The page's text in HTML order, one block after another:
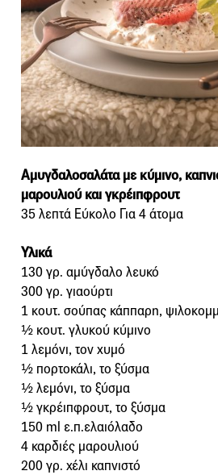
Αμυγδαλοσαλάτα με κύμινο,
μαρουλιού και γκρέιπφρουτ
35 λεπτά Εύκολο Για 4 άτομα
Υλικά
130 γρ. αμύγδαλο λευκό
300 γρ. γιαούρτι
1 κουτ. σούπας κάππαρη,
½ κουτ. γλυκού κύμινο
1 λεμόνι, τον χυμό
½ πορτοκάλι, το ξύσμα
½ λεμόνι, το ξύσμα
½ γκρέιπφρουτ, το ξύσμα
150 ml ε.π.ελαιόλαδο
4 καρδιές μαρουλιού
200 γρ. χέλι καπνιστό